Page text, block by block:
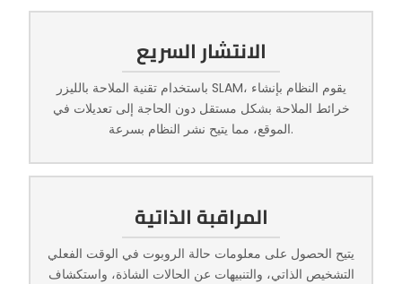
الانتشار السريع
باستخدام تقنية الملاحة بالليزر SLAM، يقوم النظام بإنشاء
خرائط الملاحة بشكل مستقل دون الحاجة إلى تعديلات في
الموقع، مما يتيح نشر النظام بسرعة.
المراقبة الذاتية
يتيح الحصول على معلومات حالة الروبوت في الوقت الفعلي
التشخيص الذاتي، والتنبيهات عن الحالات الشاذة، واستكشاف